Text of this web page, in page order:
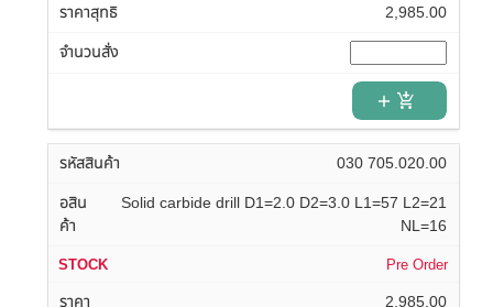
2,985.00
add_shopping_cart
030 705.020.00
Solid carbide drill D1=2.0 D2=3.0 L1=57 L2=21
NL=16
Pre Order
2,985.00